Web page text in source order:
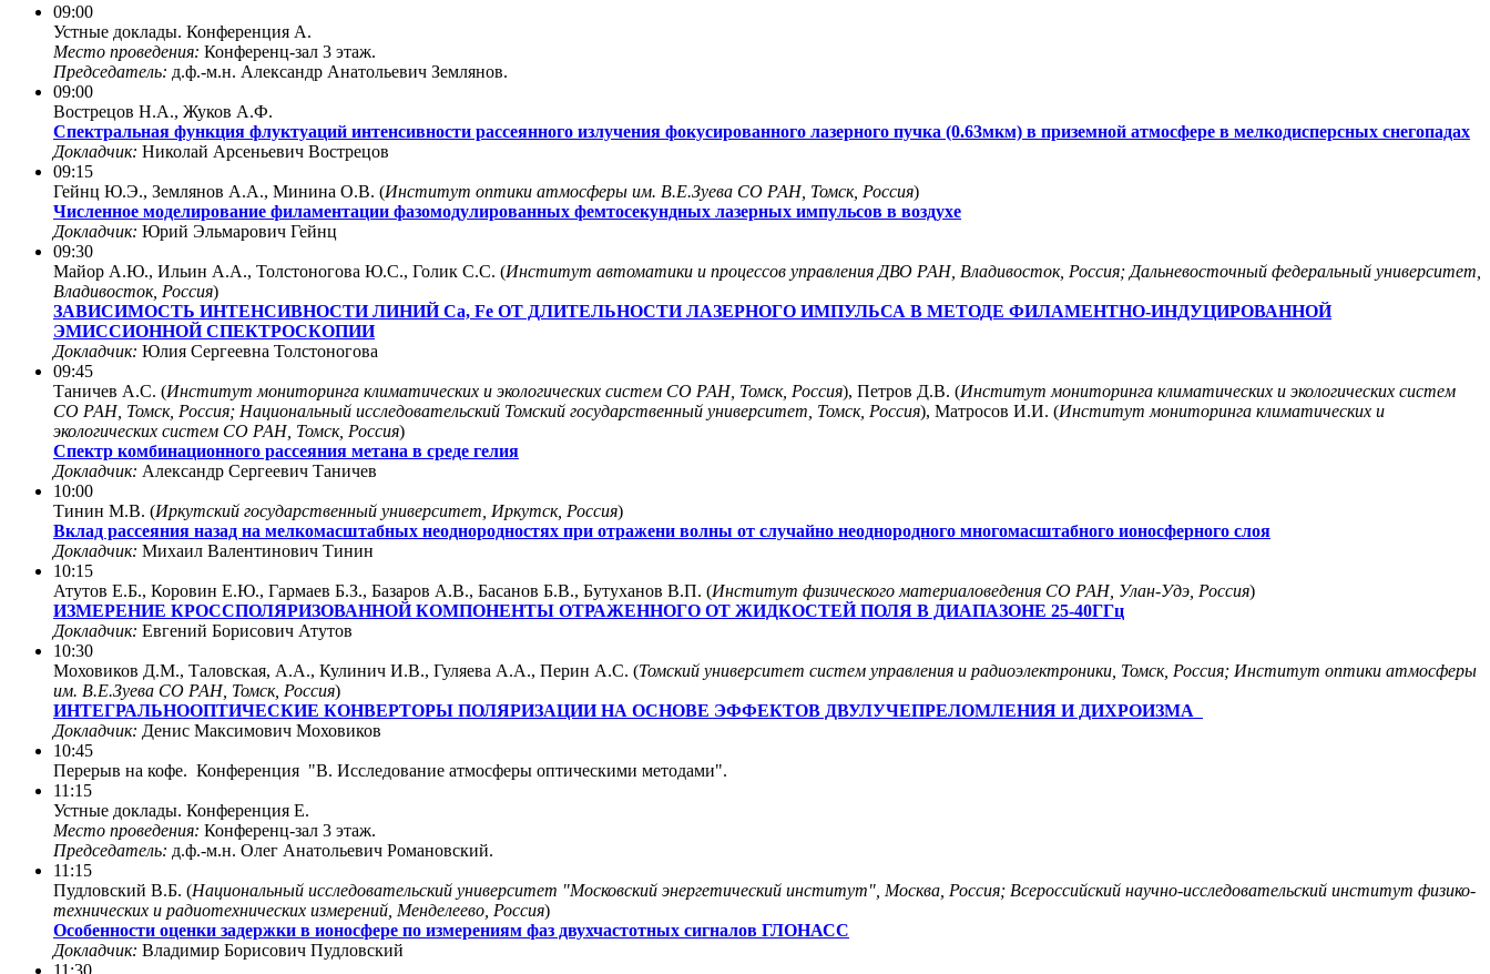
09:00
Устные доклады. Конференция A.
Место проведения: Конференц-зал 3 этаж.
Председатель: д.ф.-м.н. Александр Анатольевич Землянов.
09:00
Вострецов Н.А., Жуков А.Ф.
Спектральная функция флуктуаций интенсивности рассеянного излучения фокусированного лазерного пучка (0.63мкм) в приземной атмосфере в мелкодисперсных снегопадах
Докладчик: Николай Арсеньевич Вострецов
09:15
Гейнц Ю.Э., Землянов А.А., Минина О.В. (Институт оптики атмосферы им. В.Е.Зуева СО РАН, Томск, Россия)
Численное моделирование филаментации фазомодулированных фемтосекундных лазерных импульсов в воздухе
Докладчик: Юрий Эльмарович Гейнц
09:30
Майор А.Ю., Ильин А.А., Толстоногова Ю.С., Голик С.С. (Институт автоматики и процессов управления ДВО РАН, Владивосток, Россия; Дальневосточный федеральный университет,
Владивосток, Россия)
ЗАВИСИМОСТЬ ИНТЕНСИВНОСТИ ЛИНИЙ Ca, Fe ОТ ДЛИТЕЛЬНОСТИ ЛАЗЕРНОГО ИМПУЛЬСА В МЕТОДЕ ФИЛАМЕНТНО-ИНДУЦИРОВАННОЙ
ЭМИССИОННОЙ СПЕКТРОСКОПИИ
Докладчик: Юлия Сергеевна Толстоногова
09:45
Таничев А.С. (Институт мониторинга климатических и экологических систем СО РАН, Томск, Россия), Петров Д.В. (Институт мониторинга климатических и экологических систем
СО РАН, Томск, Россия; Национальный исследовательский Томский государственный университет, Томск, Россия), Матросов И.И. (Институт мониторинга климатических и
экологических систем СО РАН, Томск, Россия)
Спектр комбинационного рассеяния метана в среде гелия
Докладчик: Александр Сергеевич Таничев
10:00
Тинин М.В. (Иркутский государственный университет, Иркутск, Россия)
Вклад рассеяния назад на мелкомасштабных неоднородностях при отражени волны от случайно неоднородного многомасштабного ионосферного слоя
Докладчик: Михаил Валентинович Тинин
10:15
Атутов Е.Б., Коровин Е.Ю., Гармаев Б.З., Базаров А.В., Басанов Б.В., Бутуханов В.П. (Институт физического материаловедения СО РАН, Улан-Удэ, Россия)
ИЗМЕРЕНИЕ КРОССПОЛЯРИЗОВАННОЙ КОМПОНЕНТЫ ОТРАЖЕННОГО ОТ ЖИДКОСТЕЙ ПОЛЯ В ДИАПАЗОНЕ 25-40ГГц
Докладчик: Евгений Борисович Атутов
10:30
Моховиков Д.М., Таловская, А.А., Кулинич И.В., Гуляева А.А., Перин А.С. (Томский университет систем управления и радиоэлектроники, Томск, Россия; Институт оптики атмосферы
им. В.Е.Зуева СО РАН, Томск, Россия)
ИНТЕГРАЛЬНООПТИЧЕСКИЕ КОНВЕРТОРЫ ПОЛЯРИЗАЦИИ НА ОСНОВЕ ЭФФЕКТОВ ДВУЛУЧЕПРЕЛОМЛЕНИЯ И ДИХРОИЗМА
Докладчик: Денис Максимович Моховиков
10:45
Перерыв на кофе. Конференция "B. Исследование атмосферы оптическими методами".
11:15
Устные доклады. Конференция E.
Место проведения: Конференц-зал 3 этаж.
Председатель: д.ф.-м.н. Олег Анатольевич Романовский.
11:15
Пудловский В.Б. (Национальный исследовательский университет "Московский энергетический институт", Москва, Россия; Всероссийский научно-исследовательский институт физико-
технических и радиотехнических измерений, Менделеево, Россия)
Особенности оценки задержки в ионосфере по измерениям фаз двухчастотных сигналов ГЛОНАСС
Докладчик: Владимир Борисович Пудловский
11:30